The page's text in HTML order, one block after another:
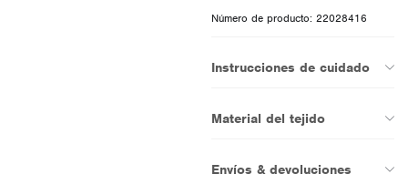
Número de producto: 22028416
Instrucciones de cuidado
Material del tejido
Envíos & devoluciones